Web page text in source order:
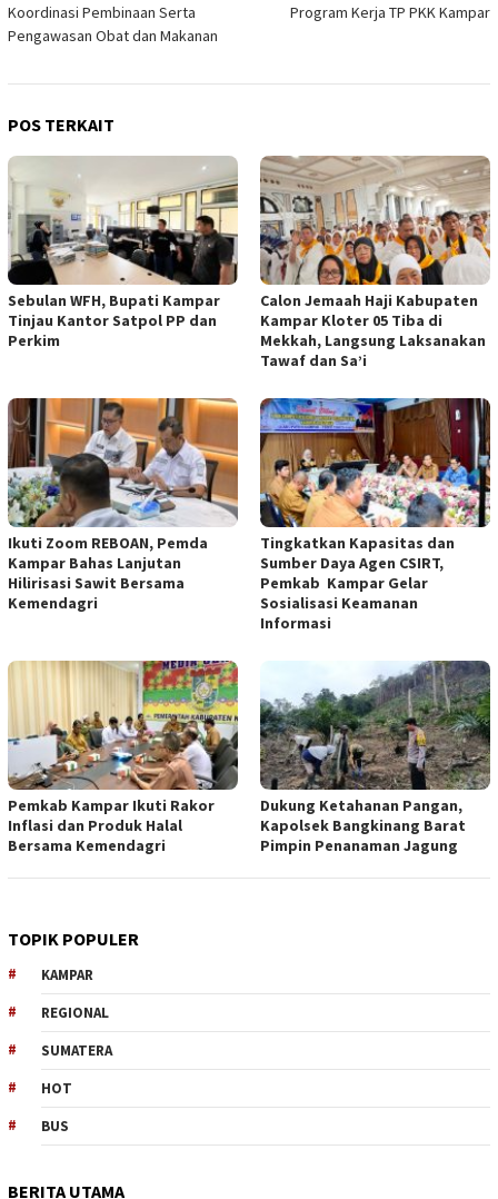
Koordinasi Pembinaan Serta
Pengawasan Obat dan Makanan
Program Kerja TP PKK Kampar
POS TERKAIT
Sebulan WFH, Bupati Kampar
Tinjau Kantor Satpol PP dan
Perkim
Calon Jemaah Haji Kabupaten
Kampar Kloter 05 Tiba di
Mekkah, Langsung Laksanakan
Tawaf dan Sa’i
Ikuti Zoom REBOAN, Pemda
Kampar Bahas Lanjutan
Hilirisasi Sawit Bersama
Kemendagri
Tingkatkan Kapasitas dan
Sumber Daya Agen CSIRT,
Pemkab Kampar Gelar
Sosialisasi Keamanan
Informasi
Pemkab Kampar Ikuti Rakor
Inflasi dan Produk Halal
Bersama Kemendagri
Dukung Ketahanan Pangan,
Kapolsek Bangkinang Barat
Pimpin Penanaman Jagung
TOPIK POPULER
KAMPAR
REGIONAL
SUMATERA
HOT
BUS
BERITA UTAMA